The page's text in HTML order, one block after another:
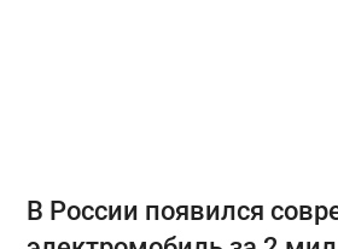
В России появился